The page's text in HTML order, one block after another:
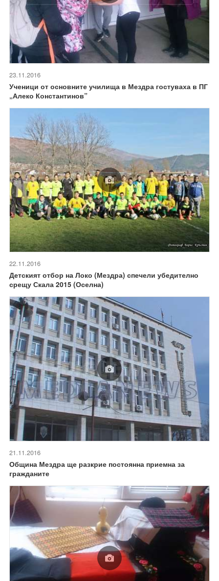
23.11.2016
Ученици от основните училища в Мездра гостуваха в ПГ
„Алеко Константинов”
22.11.2016
Детският отбор на Локо (Мездра) спечели убедително
срещу Скала 2015 (Оселна)
21.11.2016
Община Мездра ще разкрие постоянна приемна за
гражданите